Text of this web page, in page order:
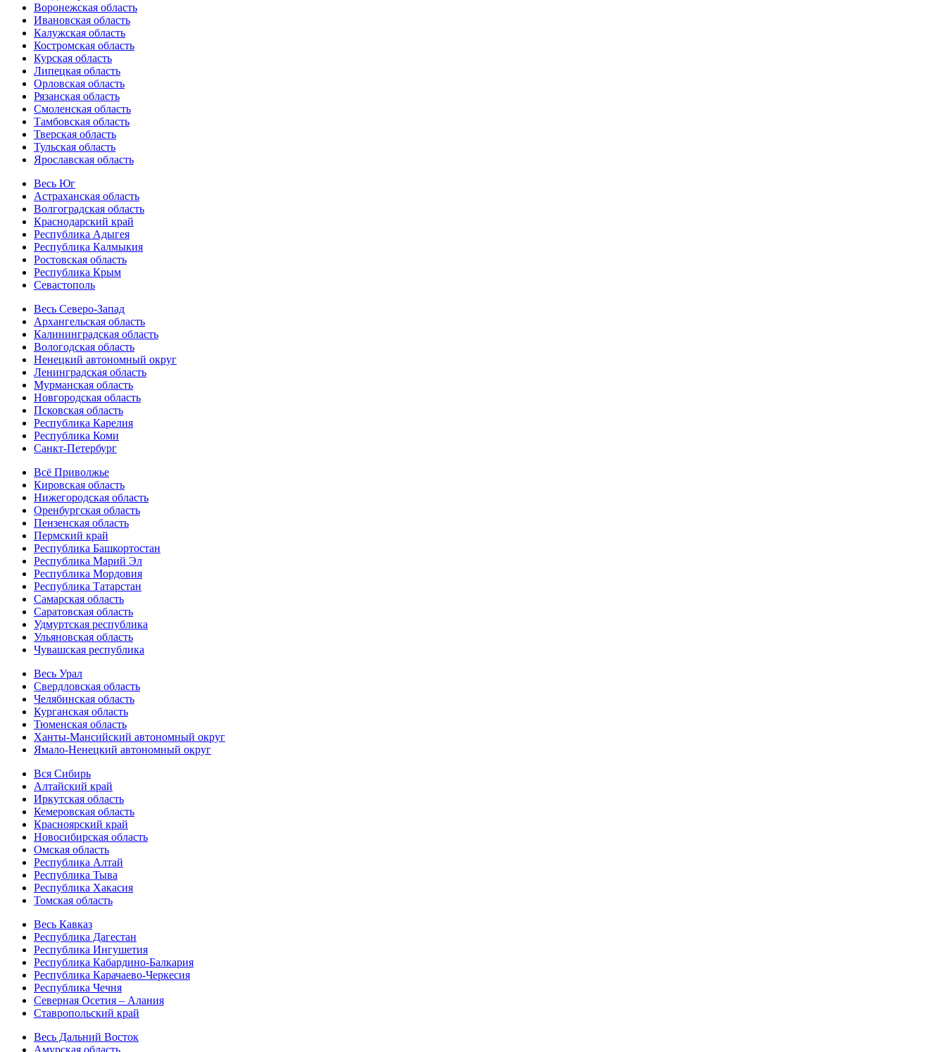
Воронежская область
Ивановская область
Калужская область
Костромская область
Курская область
Липецкая область
Орловская область
Рязанская область
Смоленская область
Тамбовская область
Тверская область
Тульская область
Ярославская область
Весь Юг
Астраханская область
Волгоградская область
Краснодарский край
Республика Адыгея
Республика Калмыкия
Ростовская область
Республика Крым
Севастополь
Весь Северо-Запад
Архангельская область
Калининградская область
Вологодская область
Ненецкий автономный округ
Ленинградская область
Мурманская область
Новгородская область
Псковская область
Республика Карелия
Республика Коми
Санкт-Петербург
Всё Приволжье
Кировская область
Нижегородская область
Оренбургская область
Пензенская область
Пермский край
Республика Башкортостан
Республика Марий Эл
Республика Мордовия
Республика Татарстан
Самарская область
Саратовская область
Удмуртская республика
Ульяновская область
Чувашская республика
Весь Урал
Свердловская область
Челябинская область
Курганская область
Тюменская область
Ханты-Мансийский автономный округ
Ямало-Ненецкий автономный округ
Вся Сибирь
Алтайский край
Иркутская область
Кемеровская область
Красноярский край
Новосибирская область
Омская область
Республика Алтай
Республика Тыва
Республика Хакасия
Томская область
Весь Кавказ
Республика Дагестан
Республика Ингушетия
Республика Кабардино-Балкария
Республика Карачаево-Черкесия
Республика Чечня
Северная Осетия – Алания
Ставропольский край
Весь Дальний Восток
Амурская область